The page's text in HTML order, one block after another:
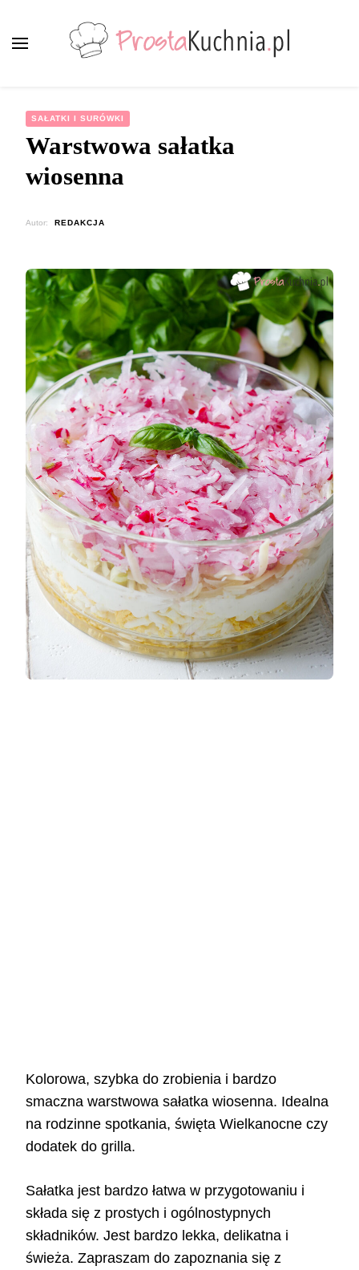
SAŁATKI I SURÓWKI
Warstwowa sałatka
wiosenna
Autor: REDAKCJA
Kolorowa, szybka do zrobienia i bardzo
smaczna warstwowa sałatka wiosenna. Idealna
na rodzinne spotkania, święta Wielkanocne czy
dodatek do grilla.
Sałatka jest bardzo łatwa w przygotowaniu i
składa się z prostych i ogólnostypnych
składników. Jest bardzo lekka, delikatna i
świeża. Zapraszam do zapoznania się z